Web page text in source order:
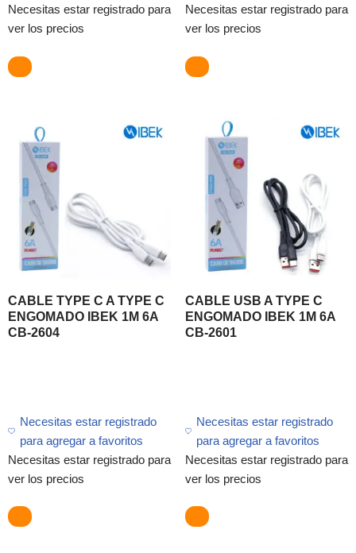
Necesitas estar registrado para
ver los precios
Necesitas estar registrado para
ver los precios
CABLE TYPE C A TYPE C
ENGOMADO IBEK 1M 6A
CB-2604
Necesitas estar registrado
para agregar a favoritos
Necesitas estar registrado para
ver los precios
CABLE USB A TYPE C
ENGOMADO IBEK 1M 6A
CB-2601
Necesitas estar registrado
para agregar a favoritos
Necesitas estar registrado para
ver los precios